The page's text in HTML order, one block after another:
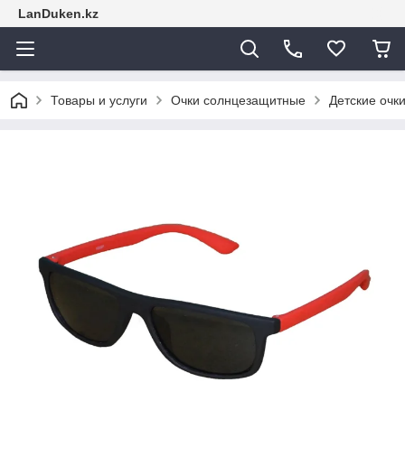
LanDuken.kz
Товары и услуги Очки солнцезащитные Детские очки